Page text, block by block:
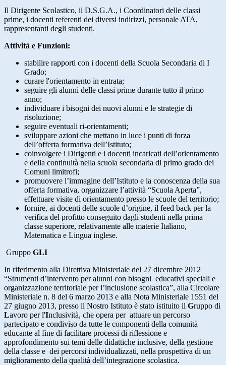
Il Dirigente Scolastico, il D.S.G.A., i Coordinatori delle classi
prime, i docenti referenti dei diversi indirizzi, personale ATA,
rappresentanti degli studenti.
Attività e Funzioni:
stabilire rapporti con i docenti della Scuola Secondaria di I
Grado;
curare l'orientamento in entrata;
seguire gli alunni delle classi prime durante tutto il primo
anno;
individuare i bisogni dei nuovi alunni e le strategie di
risoluzione;
seguire eventuali ri-orientamenti;
sviluppare azioni che mettano in luce i punti di forza
dell’offerta formativa dell’Istituto;
coinvolgere i Dirigenti e i docenti incaricati dell’orientamento
e della continuità nella scuola secondaria di primo grado dei
Comuni limitrofi;
promuovere l’immagine dell’Istituto e la conoscenza della sua
offerta formativa, organizzare l’attività “Scuola Aperta”,
effettuare visite di orientamento presso le scuole del territorio;
fornire, ai docenti delle scuole d’origine, il feed back per la
verifica del profitto conseguito dagli studenti nella prima
classe superiore, relativamente alle materie Italiano,
Matematica e Lingua inglese.
Gruppo GLI
In riferimento alla Direttiva Ministeriale del 27 dicembre 2012
“Strumenti d’intervento per alunni con bisogni educativi speciali e
organizzazione territoriale per l’inclusione scolastica”, alla Circolare
Ministeriale n. 8 del 6 marzo 2013 e alla Nota Ministeriale 1551 del
27 giugno 2013, presso il Nostro Istituto è stato istituito il Gruppo di
Lavoro per l'Inclusività, che opera per attuare un percorso
partecipato e condiviso da tutte le componenti della comunità
educante al fine di facilitare processi di riflessione e
approfondimento sui temi delle didattiche inclusive, della gestione
della classe e dei percorsi individualizzati, nella prospettiva di un
miglioramento della qualità dell’integrazione scolastica.